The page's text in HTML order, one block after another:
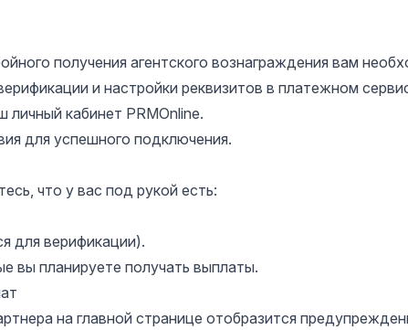
получения агентского вознаграждения вам
и настройки реквизитов в платежном
личный кабинет PRMOnline.
для успешного подключения.
что у вас под рукой есть:
для верификации).
вы планируете получать выплаты.
на главной странице отобразится